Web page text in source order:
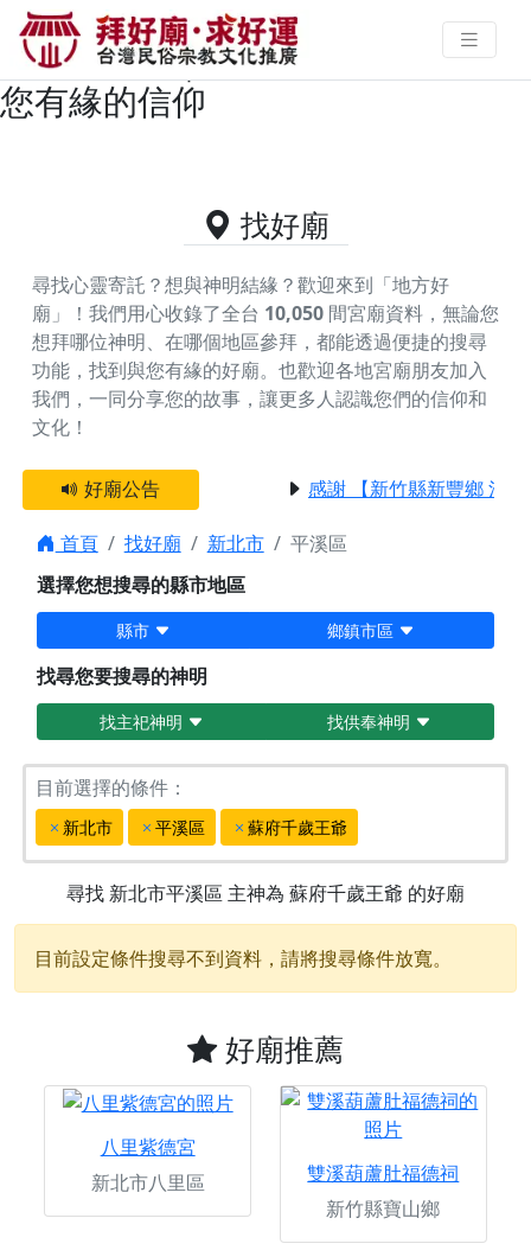
新北市平溪區主神為蘇府千歲王爺
的好廟資料｜拜好廟求好運 找到與
您有緣的信仰
找好廟
尋找心靈寄託？想與神明結緣？歡迎來到「地方好
廟」！我們用心收錄了全台 10,050 間宮廟資料，無論您
想拜哪位神明、在哪個地區參拜，都能透過便捷的搜尋
功能，找到與您有緣的好廟。 也歡迎各地宮廟朋友加入
我們，一同分享您的故事，讓更多人認識您們的信仰和
文化！
好廟公告 感謝 【新竹縣新豐鄉 池
首頁 找好廟 新北市
平溪區
選擇您想搜尋的縣市地區
縣市 鄉鎮市區
找尋您要搜尋的神明
找主祀神明 找供奉神明
目前選擇的條件：
新北市 平溪區 蘇府千歲王爺
尋找 新北市平溪區 主神為 蘇府千歲王爺 的好廟
目前設定條件搜尋不到資料，請將搜尋條件放寬。
好廟推薦
八里紫德宮
新北市八里區
雙溪葫蘆肚福德祠
新竹縣寶山鄉